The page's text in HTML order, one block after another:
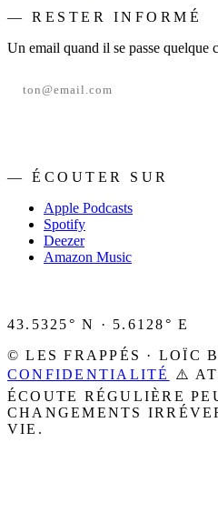
— RESTER INFORMÉ
Un email quand il se passe quelque
— ÉCOUTER SUR
Apple Podcasts
Spotify
Deezer
Amazon Music
43.5325° N · 5.6128° E
© LES FRAPPÉS · LOÏC
CONFIDENTIALITÉ
⚠️
ÉCOUTE RÉGULIÈRE
CHANGEMENTS
VIE.